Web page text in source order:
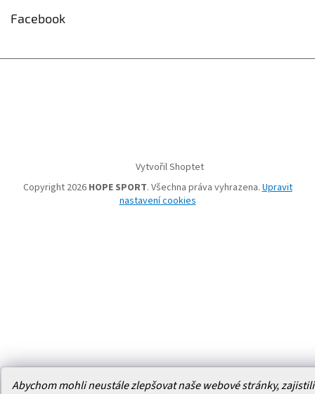
Abychom mohli neustále zlepšovat naše webové stránky,
Facebook
Vytvořil Shoptet
Copyright 2026 HOPE SPORT. Všechna práva vyhrazena. Upravit
nastavení cookies